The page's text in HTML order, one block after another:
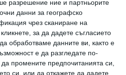
разрешение ние и партньорите
данни за географско
чрез сканиране на
за да дадете съгласието
обработваме данните ви, както е
е да разгледате по-
промените предпочитанията си,
си, или да откажете да дадете
живот.
им
за подобно поведение